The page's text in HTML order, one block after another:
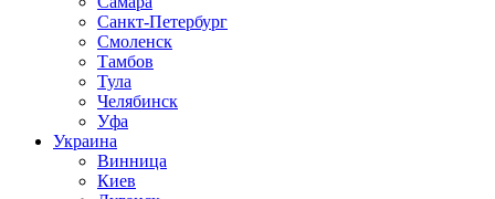
Санкт-Петербург
Смоленск
Тамбов
Тула
Челябинск
Уфа
Украина
Винница
Киев